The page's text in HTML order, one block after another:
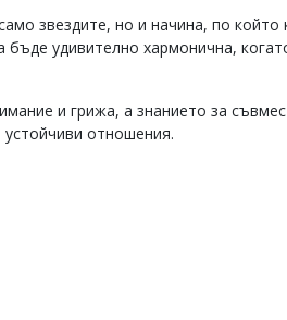
звездите, но и начина, по който
удивително хармонична,
и грижа, а знанието за
отношения.